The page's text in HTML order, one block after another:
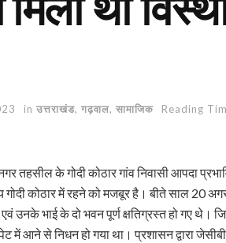
in उत्तराखंड, गढ़वाल, सामाजिक Reading
तहसील के गोदी कोठार गांव निवासी आपदा
गोदी कोठार में रहने को मजबूर है। बीते साल 20
उनके भाई के दो भवन पूर्ण क्षतिग्रस्त हो गए थे।
में आने से निधन हो गया था। प्रशासन द्वारा